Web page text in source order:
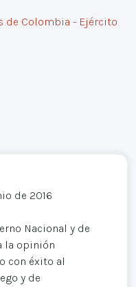
de Colombia - Ejército
de 2016
Nacional y de
la opinión
con éxito al
y de